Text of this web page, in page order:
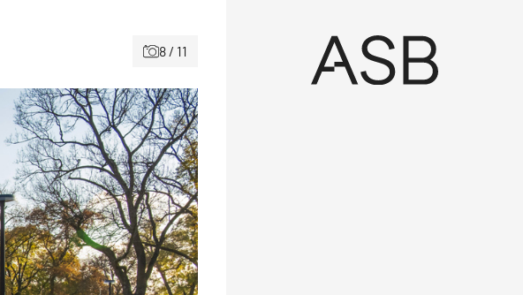
8 / 11